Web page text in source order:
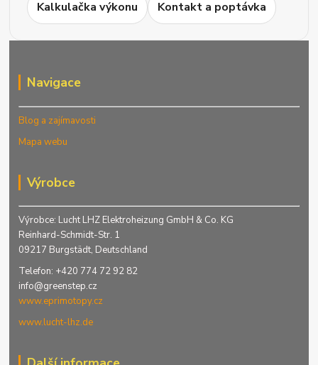
Kalkulačka výkonu Kontakt a poptávka
Navigace
Blog a zajímavosti
Mapa webu
Výrobce
Výrobce: Lucht LHZ Elektroheizung GmbH & Co. KG
Reinhard-Schmidt-Str. 1
09217 Burgstädt, Deutschland
Telefon: +420 774 72 92 82
info@greenstep.cz
www.eprimotopy.cz
www.lucht-lhz.de